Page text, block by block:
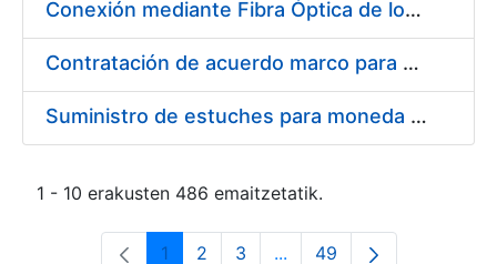
Conexión mediante Fibra Óptica de los Centros de Proceso de Datos (CPDs) de las sedes de la FNMT-RCM de Burgos y Madrid
Contratación de acuerdo marco para el Suministro de Material de Electricidad para la Fábrica Nacional de Moneda y Timbre-Real Casa de la Moneda en su centro de trabajo de Burgos
Suministro de estuches para moneda de 30 €
1 - 10 erakusten 486 emaitzetatik.
1 2 3 ... 49